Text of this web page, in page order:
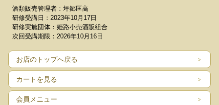
酒類販売管理者：坪郷匡高
研修受講日：2023年10月17日
研修実施団体：姫路小売酒販組合
次回受講期限：2026年10月16日
お店のトップへ戻る
カートを見る
会員メニュー